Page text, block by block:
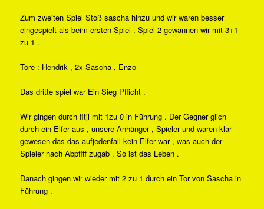
Zum zweiten Spiel Stoß sascha hinzu und wir waren besser
eingespielt als beim ersten Spiel . Spiel 2 gewannen wir mit 3+1
zu 1 .
Tore : Hendrik , 2x Sascha , Enzo
Das dritte spiel war Ein Sieg Pflicht .
Wir gingen durch fitji mit 1zu 0 in Führung . Der Gegner glich
durch ein Elfer aus , unsere Anhänger , Spieler und waren klar
gewesen das das aufjedenfall kein Elfer war , was auch der
Spieler nach Abpfiff zugab . So ist das Leben .
Danach gingen wir wieder mit 2 zu 1 durch ein Tor von Sascha in
Führung .